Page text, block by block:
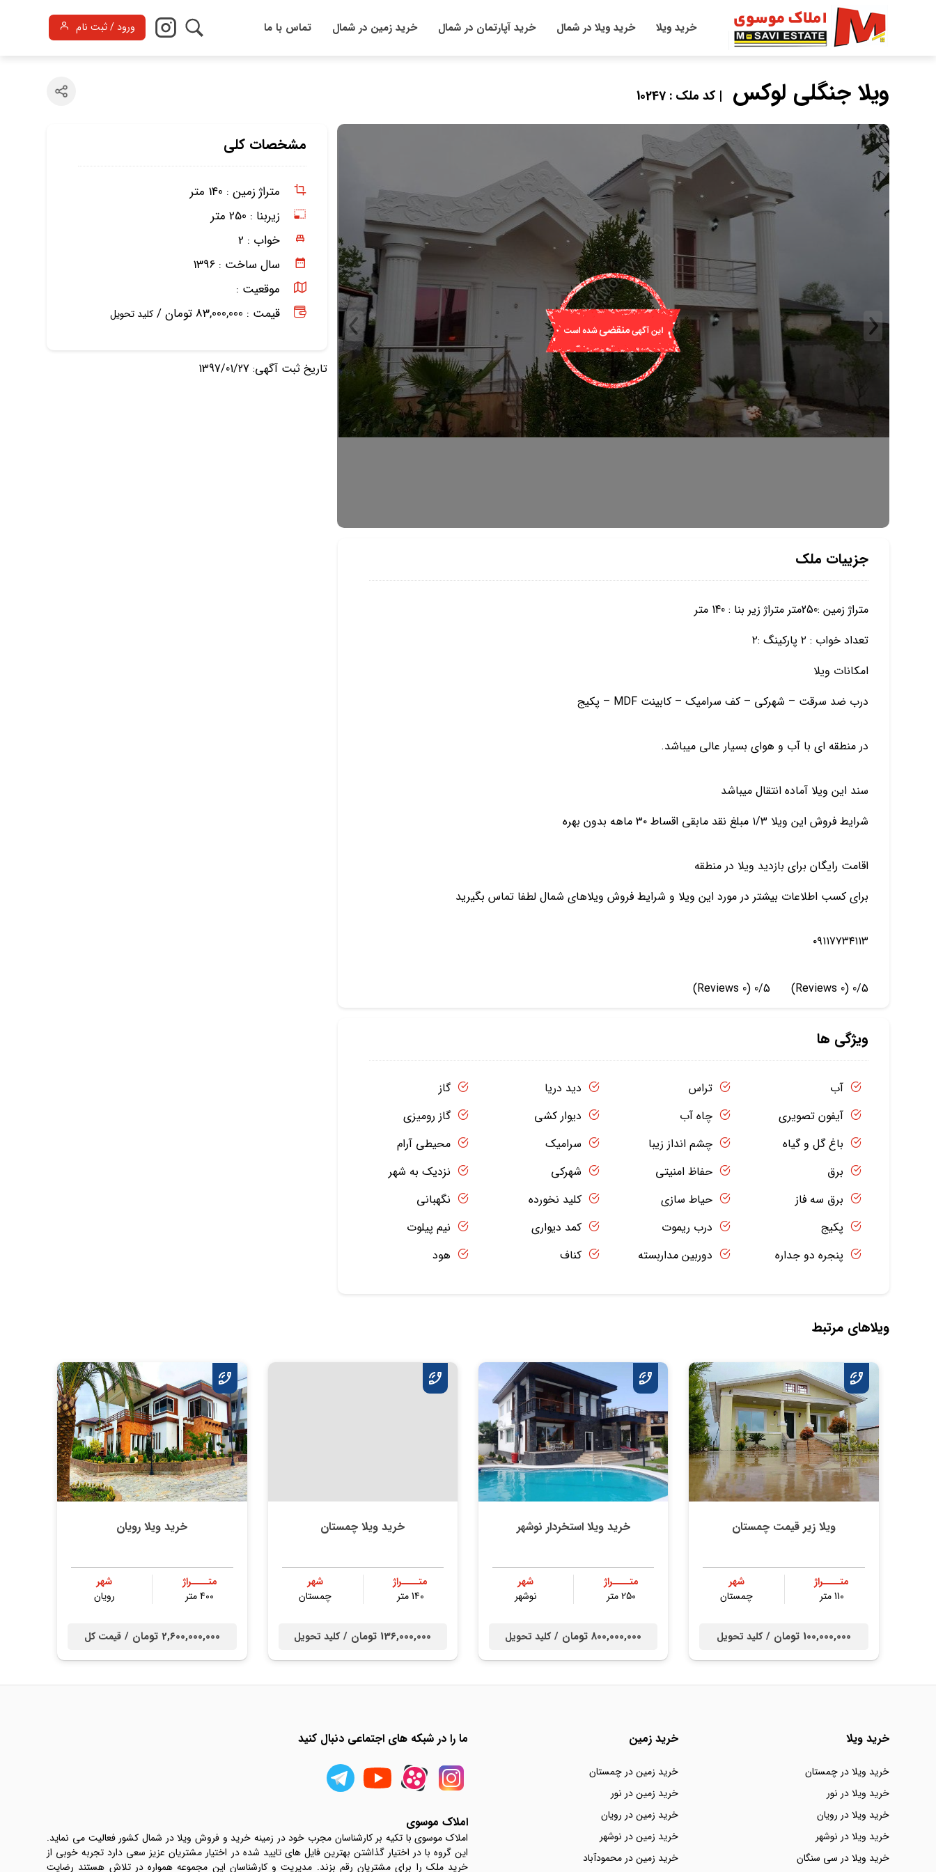
خرید ویلا خرید ویلا در شمال خرید آپارتمان در شمال خرید زمین در شمال تماس با ما ورود / ثبت نام
ویلا جنگلی لوکس | کد ملک : 10247
مشخصات کلی
متراژ زمین : 140 متر
زیربنا : 250 متر
خواب : 2
سال ساخت : 1396
موقعیت :
قیمت : 83,000,000 تومان /
کلید تحویل
تاریخ ثبت آگهی: 1397/01/27
جزییات ملک
متراژ زمین :250متر متراژ زیر بنا : 140 متر
تعداد خواب : ۲ پارکینگ :۲
امکانات ویلا
درب ضد سرقت – شهرکی – کف سرامیک – کابینت MDF – پکیج
در منطقه ای با آب و هوای بسیار عالی میباشد.
سند این ویلا آماده انتقال میباشد
شرایط فروش این ویلا ۱/۳ مبلغ نقد مابقی اقساط ۳۰ ماهه بدون بهره
اقامت رایگان برای بازدید ویلا در منطقه
برای کسب اطلاعات بیشتر در مورد این ویلا و شرایط فروش ویلاهای شمال لطفا تماس بگیرید
۰۹۱۱۷۷۳۴۱۱۳
0/5
(0 Reviews)
0/5
(0 Reviews)
ویژگی ها
آب
آیفون تصویری
باغ گل و گیاه
برق
برق سه فاز
پکیج
پنجره دو جداره
تراس
چاه آب
چشم انداز زیبا
حفاظ امنیتی
حیاط سازی
درب ریموت
دوربین مداربسته
دید دریا
دیوار کشی
سرامیک
شهرکی
کلید نخورده
کمد دیواری
کناف
گاز
گاز رومیزی
محیطی آرام
نزدیک به شهر
نگهبانی
نیم پیلوت
هود
ویلاهای مرتبط
ویلا زیر قیمت چمستان
متــــراژ
110 متر
شهر
چمستان
100,000,000 تومان / کلید تحویل
خرید ویلا استخردار نوشهر
متــــراژ
250 متر
شهر
نوشهر
800,000,000 تومان / کلید تحویل
خرید ویلا چمستان
متــــراژ
140 متر
شهر
چمستان
136,000,000 تومان / کلید تحویل
خرید ویلا رویان
متــــراژ
400 متر
شهر
رویان
2,600,000,000 تومان / قیمت کل
خرید ویلا
خرید ویلا در چمستان
خرید ویلا در نور
خرید ویلا در رویان
خرید ویلا در نوشهر
خرید ویلا در سی سنگان
خرید زمین
خرید زمین در چمستان
خرید زمین در نور
خرید زمین در رویان
خرید زمین در نوشهر
خرید زمین در محمودآباد
ما را در شبکه های اجتماعی دنبال کنید
املاک موسوی
املاک موسوی با تکیه بر کارشناسان مجرب خود در زمینه خرید و فروش ویلا در شمال کشور فعالیت می نماید.
این گروه با در اختیار گذاشتن بهترین فایل های تایید شده در اختیار مشتریان عزیز سعی دارد تجربه خوبی از
خرید ملک را برای مشتریان رقم بزند. مدیریت و کارشناسان این مجموعه همواره در تلاش هستند رضایت